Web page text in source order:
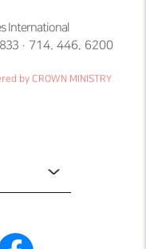
International
714. 446. 6200
by CROWN MINISTRY